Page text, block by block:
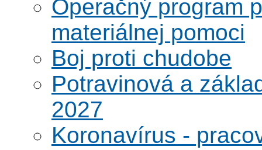
Operačný program
materiálnej pomoci
Boj proti chudobe
Potravinová a
2027
Koronavírus -